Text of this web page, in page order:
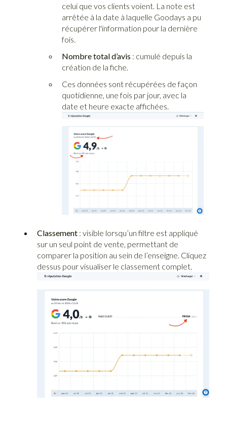
celui que vos clients voient. La note est
arrêtée à la date à laquelle Goodays a pu
récupérer l'information pour la dernière
fois.
Nombre total d’avis : cumulé depuis la
création de la fiche.
Ces données sont récupérées de façon
quotidienne, une fois par jour, avec la
date et heure exacte affichées.
Classement : visible lorsqu’un filtre est appliqué
sur un seul point de vente, permettant de
comparer la position au sein de l’enseigne. Cliquez
dessus pour visualiser le classement complet.